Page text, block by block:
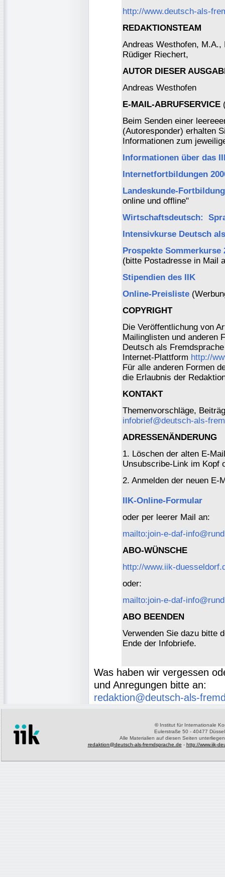
http://www.deutsch-als-
REDAKTIONSTEAM
Andreas Westhofen, M.A.,
Rüdiger Riechert,
AUTOR DIESER
Andreas Westhofen
E-MAIL-ABRUFSERVICE
Beim Senden einer
(Autoresponder) erhalten
Informationen zum
Informationen über das
Internetfortbildungen
Landeskunde-Fortbildung
online und offline"
Wirtschaftsdeutsch:
Intensivkurse Deutsch
Prospekte Sommerkurse
(bitte Postadresse in Mail
Stipendien des IIK
Online-Preisliste
COPYRIGHT
Die Veröffentlichung von
Mailinglisten und anderen
Deutsch als
Internet-Plattform http://
Für alle anderen Formen
die Erlaubnis der
KONTAKT
Themenvorschläge,
infobrief@deutsch-als-
ADRESSENÄNDERUNG
1. Löschen der alten E-
Unsubscribe-Link im Kopf
2. Anmelden der neuen E-
IIK-Online-Formular
oder per leerer Mail an:
mailto:join-e-daf-
ABO-WÜNSCHE
http://www.iik-
oder:
mailto:join-e-daf-
ABO BEENDEN
Verwenden Sie dazu bitte
Ende der Infobriefe.
Was haben wir vergessen
und Anregungen bitte an:
redaktion@deutsch-als-
©Institut für Internationale
Eulerstraße 50 - 40477
Alle Materialien auf diesen Seiten
redaktion@deutsch-als-fremdsprache.de - http://www.iik-